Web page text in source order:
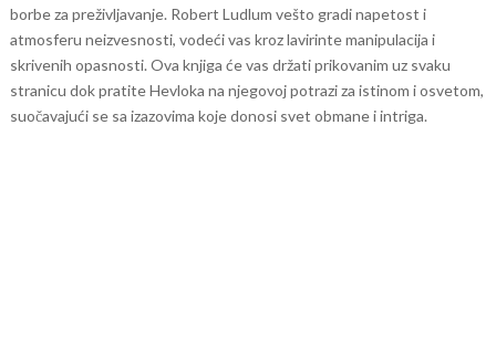
borbe za preživljavanje. Robert Ludlum vešto gradi napetost i
atmosferu neizvesnosti, vodeći vas kroz lavirinte manipulacija i
skrivenih opasnosti. Ova knjiga će vas držati prikovanim uz svaku
stranicu dok pratite Hevloka na njegovoj potrazi za istinom i osvetom,
suočavajući se sa izazovima koje donosi svet obmane i intriga.